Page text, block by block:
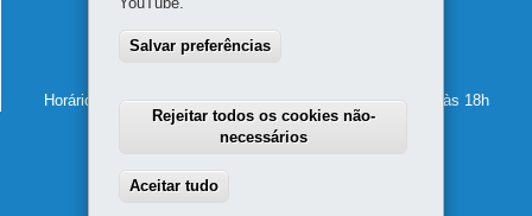
80610-011-Curitiba
Horário de atendimento: de segunda a sexta-feira, das 8h às 18h
Salvar preferências
Rejeitar todos os cookies não-
necessários
Aceitar tudo